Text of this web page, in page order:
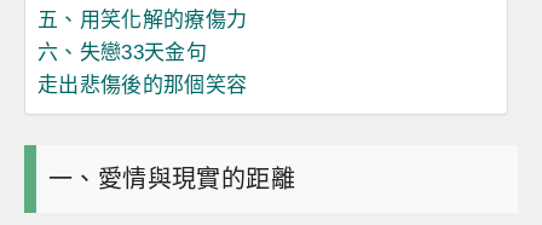
五、用笑化解的療傷力
六、失戀33天金句
走出悲傷後的那個笑容
一、愛情與現實的距離